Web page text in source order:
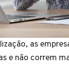
as
e não correm